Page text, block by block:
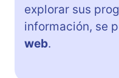
explorar sus
información, se
web.